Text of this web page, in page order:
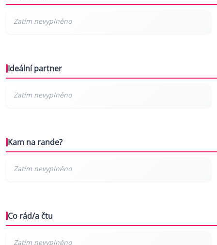
Ideální partner
Kam na rande?
Co rád/a čtu